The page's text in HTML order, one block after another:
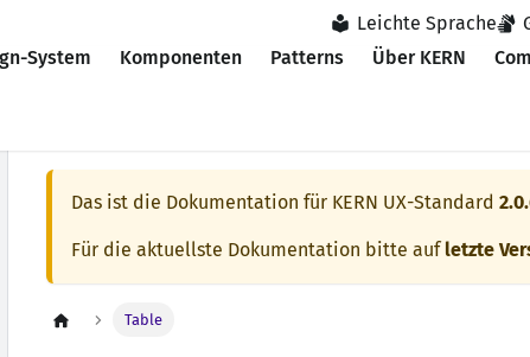
Leichte Sprache
System Komponenten Patterns Über KERN
Das ist die Dokumentation für KERN UX-Standard
Für die aktuellste Dokumentation bitte aufletzte
Table